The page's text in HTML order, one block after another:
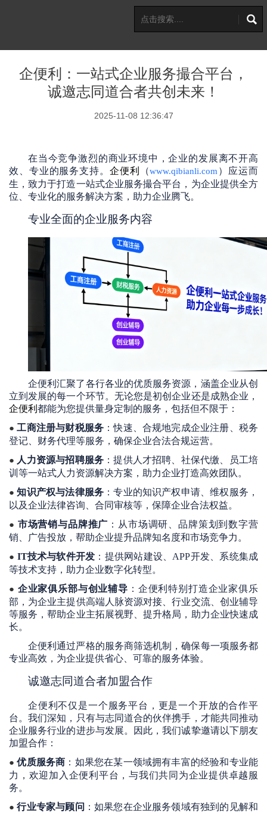
企便利：一站式企业服务撮合平台，
诚邀志同道合者共创未来！
2025-11-08 12:36:47
在当今竞争激烈的商业环境中，企业的发展离不开高
效、专业的服务支持。 企便利 （www.qibianli.com ）应运而
生，致力于打造一站式企业服务撮合平台，为企业提供全方
位、专业化的服务解决方案，助力企业腾飞。
专业全面的企业服务内容
企便利汇聚了各行各业的优质服务资源，涵盖企业从创
立到发展的每一个环节。无论您是初创企业还是成熟企业，
企便利 都能为您提供量身定制的服务，包括但不限于：
● 工商注册与财税服务 ：快速、合规地完成企业注册、税务
登记、财务代理等服务，确保企业合法合规运营。
● 人力资源与招聘服务 ：提供人才招聘、社保代缴、员工培
训等一站式人力资源解决方案，助力企业打造高效团队。
● 知识产权与法律服务 ：专业的知识产权申请、维权服务，
以及企业法律咨询、合同审核等，保障企业合法权益。
● 市场营销与品牌推广 ：从市场调研、品牌策划到数字营
销、广告投放，帮助企业提升品牌知名度和市场竞争力。
● IT技术与软件开发 ：提供网站建设、APP开发、系统集成
等技术支持，助力企业数字化转型。
● 企业家俱乐部与创业辅导 ：企便利特别打造企业家俱乐
部，为企业主提供高端人脉资源对接、行业交流、创业辅导
等服务，帮助企业主拓展视野、提升格局，助力企业快速成
长。
企便利通过严格的服务商筛选机制，确保每一项服务都
专业高效 ，为企业提供省心、可靠的服务体验。
诚邀志同道合者加盟合作
企便利不仅是一个服务平台，更是一个开放的合作平
台。我们深知，只有与志同道合的伙伴携手，才能共同推动
企业服务行业的进步与发展。因此，我们诚挚邀请以下朋友
加盟合作：
● 优质服务商 ：如果您在某一领域拥有丰富的经验和专业能
力，欢迎加入企便利平台，与我们共同为企业提供卓越服
务。
● 行业专家与顾问
：如果您在企业服务领域有独到的见解和